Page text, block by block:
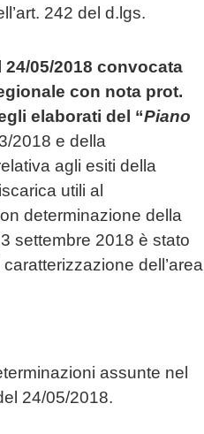
242 del d.lgs.
05/2018 convocata
con nota prot.
elaborati del “Piano
2018 e della
agli esiti della
utili al
determinazione della
settembre 2018 è stato
dell’area
assunte nel
24/05/2018.